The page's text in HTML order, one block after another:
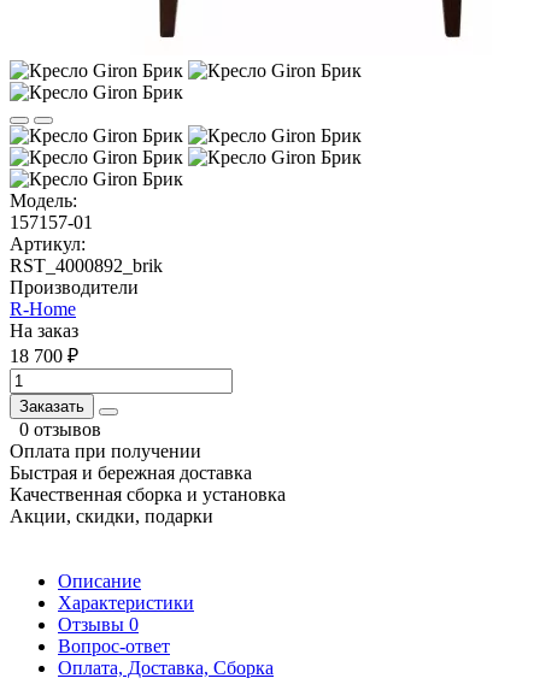
Модель:
157157-01
Артикул:
RST_4000892_brik
Производители
R-Home
На заказ
18 700 ₽
Заказать
0 отзывов
Оплата при получении
Быстрая и бережная доставка
Качественная сборка и установка
Акции, скидки, подарки
Описание
Характеристики
Отзывы 0
Вопрос-ответ
Оплата, Доставка, Сборка